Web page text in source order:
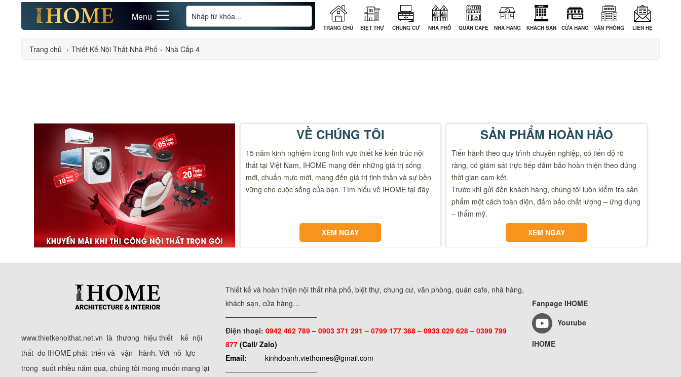
Menu
TRANG CHỦ BIỆT THỰ CHUNG CƯ NHÀ PHỐ QUÁN CAFE NHÀ HÀNG KHÁCH SẠN CỬA HÀNG VĂN PHÒNG LIÊN HỆ
Trang chủ › Thiết Kế Nội Thất Nhà Phố › Nhà Cấp 4
VỀ CHÚNG TÔI
15 năm kinh nghiệm trong lĩnh vực thiết kế kiến trúc nội
thất tại Việt Nam, IHOME mang đến những giá trị sống
mới, chuẩn mực mới, mang đến giá trị tinh thần và sự bền
vững cho cuộc sống của bạn. Tìm hiểu về IHOME tại đây
XEM NGAY
SẢN PHẨM HOÀN HẢO
Tiến hành theo quy trình chuyên nghiệp, có tiến độ rõ
ràng, có giám sát trực tiếp đảm bảo hoàn thiện theo đúng
thời gian cam kết.
Trước khi gửi đến khách hàng, chúng tôi luôn kiểm tra sản
phẩm một cách toàn diện, đảm bảo chất lượng – ứng dụng
– thẩm mỹ.
XEM NGAY
www.thietkenoithat.net.vn là thương hiệu thiết kế nội
thất do IHOME phát triển và vận hành. Với nỗ lực
trong suốt nhiều năm qua, chúng tôi mong muốn mang lại
Thiết kế và hoàn thiện nội thất nhà phố, biệt thự, chung cư, văn phòng, quán cafe, nhà hàng,
khách sạn, cửa hàng…
──────────────────
Điện thoại:0942 462 789–0903 371 291 –0799 177 368 – 0933 029 628 – 0399 799
877 (Call/ Zalo)
Email:
kinhdoanh.viethomes@gmail.com
──────────────────
Fanpage IHOME
Youtube
IHOME